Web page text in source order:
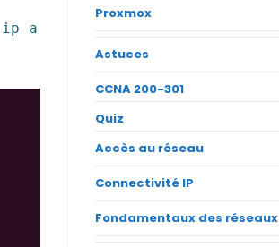
ip a
Proxmox
Astuces
CCNA 200-301
Quiz
Accès au réseau
Connectivité IP
Fondamentaux des réseaux